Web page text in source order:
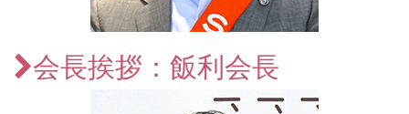
会長挨拶：飯利会長